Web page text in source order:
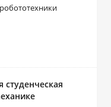
студенческая